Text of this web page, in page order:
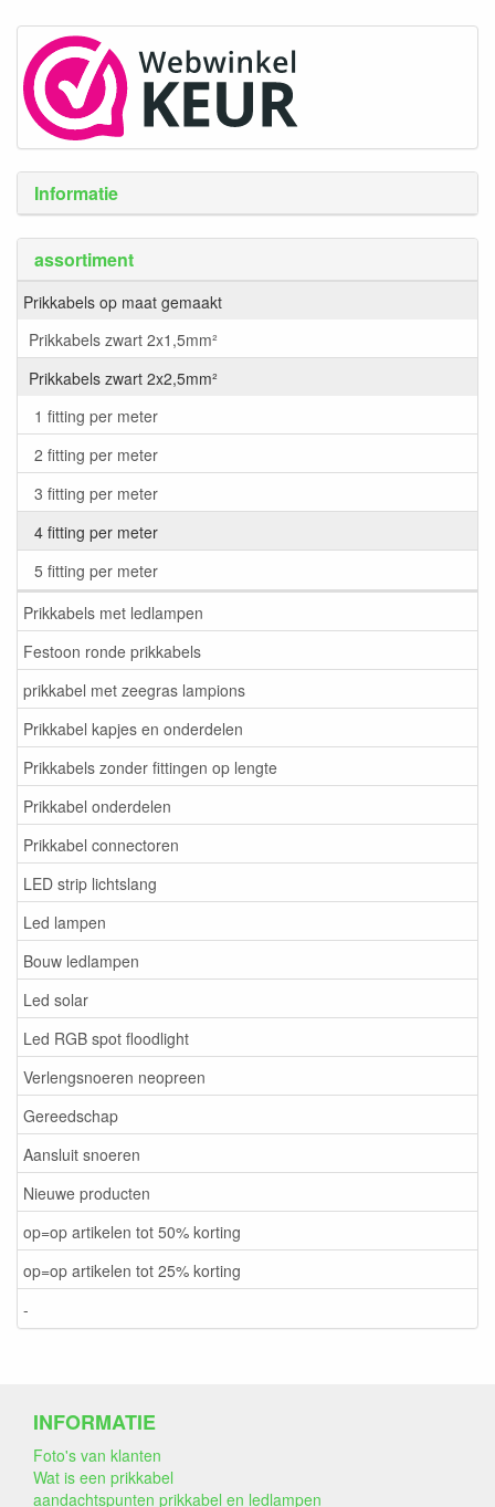
Informatie
assortiment
Prikkabels op maat gemaakt
Prikkabels zwart 2x1,5mm²
Prikkabels zwart 2x2,5mm²
1 fitting per meter
2 fitting per meter
3 fitting per meter
4 fitting per meter
5 fitting per meter
Prikkabels met ledlampen
Festoon ronde prikkabels
prikkabel met zeegras lampions
Prikkabel kapjes en onderdelen
Prikkabels zonder fittingen op lengte
Prikkabel onderdelen
Prikkabel connectoren
LED strip lichtslang
Led lampen
Bouw ledlampen
Led solar
Led RGB spot floodlight
Verlengsnoeren neopreen
Gereedschap
Aansluit snoeren
Nieuwe producten
op=op artikelen tot 50% korting
op=op artikelen tot 25% korting
-
INFORMATIE
Foto's van klanten
Wat is een prikkabel
aandachtspunten prikkabel en ledlampen